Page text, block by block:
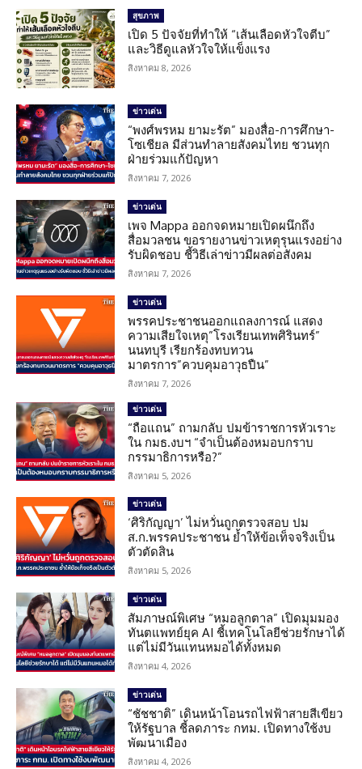
สุขภาพ
เปิด 5 ปัจจัยที่ทำให้ “เส้นเลือดหัวใจตีบ”
และวิธีดูแลหัวใจให้แข็งแรง
สิงหาคม 8, 2026
ข่าวเด่น
“พงศ์พรหม ยามะรัต” มองสื่อ-การศึกษา-
โซเชียล มีส่วนทำลายสังคมไทย ชวนทุก
ฝ่ายร่วมแก้ปัญหา
สิงหาคม 7, 2026
ข่าวเด่น
เพจ Mappa ออกจดหมายเปิดผนึกถึง
สื่อมวลชน ขอรายงานข่าวเหตุรุนแรงอย่าง
รับผิดชอบ ชี้วิธีเล่าข่าวมีผลต่อสังคม
สิงหาคม 7, 2026
ข่าวเด่น
พรรคประชาชนออกแถลงการณ์ แสดง
ความเสียใจเหตุ”โรงเรียนเทพศิรินทร์”
นนทบุรี เรียกร้องทบทวน
มาตรการ”ควบคุมอาวุธปืน”
สิงหาคม 7, 2026
ข่าวเด่น
“ถือแถน” ถามกลับ ปมข้าราชการหัวเราะ
ใน กมธ.งบฯ “จำเป็นต้องหมอบกราบ
กรรมาธิการหรือ?”
สิงหาคม 5, 2026
ข่าวเด่น
‘ศิริกัญญา’ ไม่หวั่นถูกตรวจสอบ ปม
ส.ก.พรรคประชาชน ย้ำให้ข้อเท็จจริงเป็น
ตัวตัดสิน
สิงหาคม 5, 2026
ข่าวเด่น
สัมภาษณ์พิเศษ “หมอลูกตาล” เปิดมุมมอง
ทันตแพทย์ยุค AI ชี้เทคโนโลยีช่วยรักษาได้
แต่ไม่มีวันแทนหมอได้ทั้งหมด
สิงหาคม 4, 2026
ข่าวเด่น
“ชัชชาติ” เดินหน้าโอนรถไฟฟ้าสายสีเขียว
ให้รัฐบาล ชี้ลดภาระ กทม. เปิดทางใช้งบ
พัฒนาเมือง
สิงหาคม 4, 2026